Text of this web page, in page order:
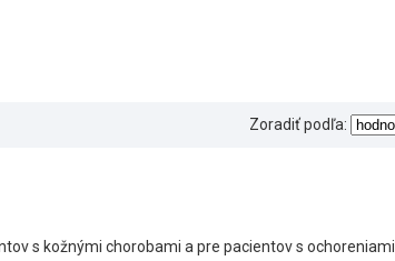
Zoradiť podľa:
s kožnými chorobami a pre pacientov s ochoreniami